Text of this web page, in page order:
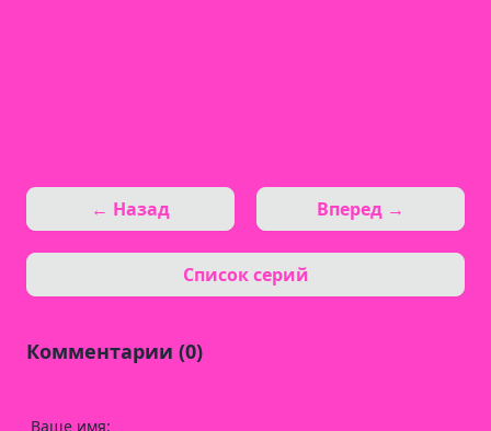
← Назад
Список серий
Вперед →
Комментарии (0)
Ваше имя: